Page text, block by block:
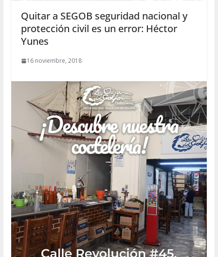
Quitar a SEGOB seguridad nacional y
protección civil es un error: Héctor
Yunes
16 noviembre, 2018